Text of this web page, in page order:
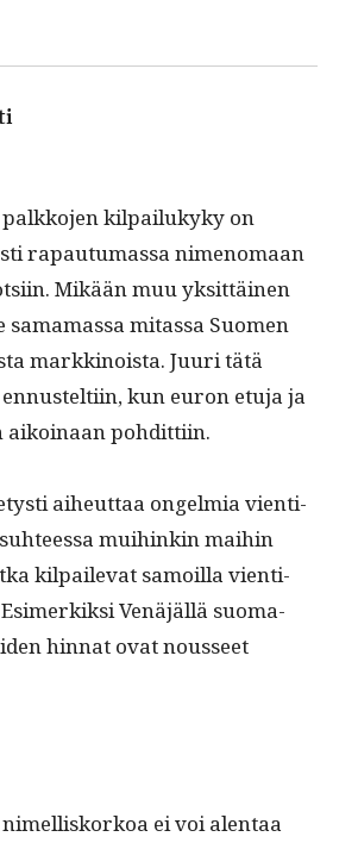
palkko­jen kil­pailukyky on
rapau­tu­mas­sa nimeno­maan
Mikään muu yksit­täi­nen
sama­mas­sa mitas­sa Suomen
markki­noista. Juuri tätä
kun euron etu­ja ja
aikoinaan pohdittiin.
aiheut­taa ongelmia vien­ti­
mui­hinkin mai­hin
kil­pail­e­vat samoil­la vien­ti­
Venäjäl­lä suo­ma­
hin­nat ovat nousseet
ei voi alen­taa